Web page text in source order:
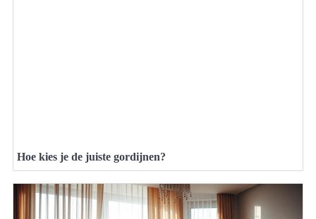
Hoe kies je de juiste gordijnen?